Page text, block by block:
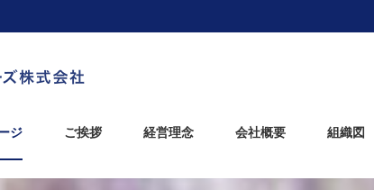
ジ ご挨拶 経営理念 会社概要 組織図